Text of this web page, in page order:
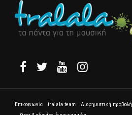
Επικοινωνία tralala team Διαφημιστική προβολή